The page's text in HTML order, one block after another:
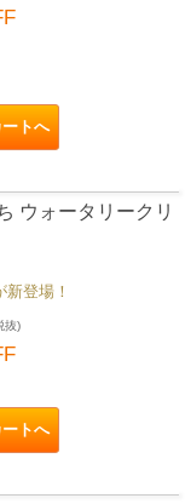
ートへ
ウォータリークリ
登場！
抜)
ートへ